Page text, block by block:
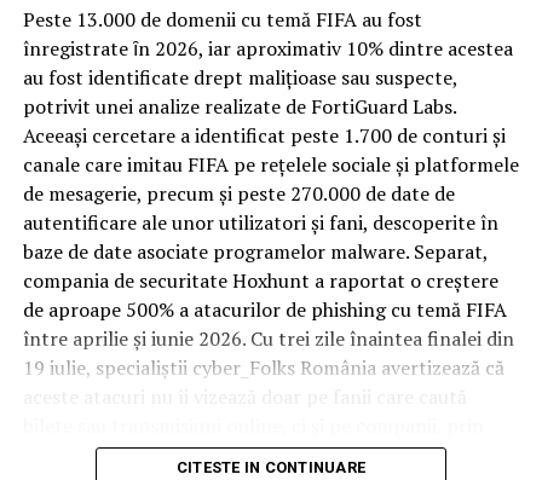
Spre diferență de o locuință obișnuită, o cameră de hotel
trece printr-un ciclu de utilizare intensă: oaspeți diferiți,
bagaje trase pe roți, curățenie zilnică, uneori mai multe
rezervări consecutive în aceeași săptămână. Această
frecvență ridicată de utilizare pune presiune reală pe
orice suprafață, iar pardoseala este printre primele
elemente afectate vizibil, mai ales în zona din jurul
patului și a ușii de acces.
În etapa de renovare sau construcție, administratorii
care iau în calcul mocheta trafic intens
pentru zonele
cu rotație mare reduc riscul de uzură prematură și de
decolorare vizibilă în punctele de trecere frecventă. Este
o decizie care ține mai puțin de stil și mai mult de
după primele sezoane de utilizare intensă.
Peste 13.000 de domenii cu temă FIFA au fost
înregistrate ȋn 2026, iar aproximativ 10% dintre acestea
au fost identificate drept malițioase sau suspecte,
potrivit unei analize realizate de FortiGuard Labs.
Aceeași cercetare a identificat peste 1.700 de conturi și
canale care imitau FIFA pe rețelele sociale și platformele
de mesagerie, precum și peste 270.000 de date de
autentificare ale unor utilizatori și fani, descoperite în
baze de date asociate programelor malware. Separat,
compania de securitate Hoxhunt a raportat o creștere
de aproape 500% a atacurilor de phishing cu temă FIFA
între aprilie și iunie 2026. Cu trei zile înaintea finalei din
19 iulie, specialiștii cyber_Folks România avertizează că
conturile, dispozitivele și infrastructura digitală
CITESTE IN CONTINUARE